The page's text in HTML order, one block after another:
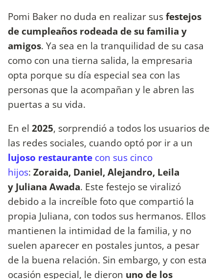
Pomi Baker no duda en realizar susfestejos
de cumpleaños rodeada de su familia y
amigos. Ya sea en la tranquilidad de su casa
como con una tierna salida, la empresaria
opta porque su día especial sea con las
personas que la acompañan y le abren las
puertas a su vida.
En el 2025, sorprendió a todos los usuarios de
las redes sociales, cuando optó por ir a un
lujoso restaurante con sus cinco
hijos: Zoraida, Daniel, Alejandro, Leila
y Juliana Awada. Este festejo se viralizó
debido a la increíble foto que compartió la
propia Juliana, con todos sus hermanos. Ellos
mantienen la intimidad de la familia, y no
suelen aparecer en postales juntos, a pesar
de la buena relación. Sin embargo, y con esta
ocasión especial, le dieron uno de los